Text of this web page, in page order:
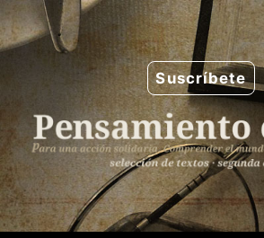
Saltar
al
contenido
Suscríbete